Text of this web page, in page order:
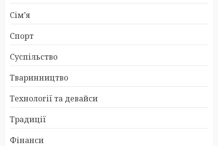
Сім’я
Спорт
Суспільство
Тваринництво
Технології та девайси
Традиції
Фінанси